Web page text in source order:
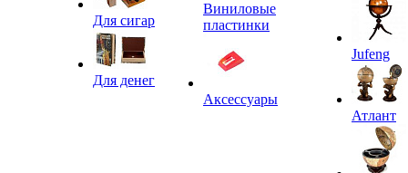
Для сигар
Для денег
Виниловые
пластинки
Аксессуары
Jufeng
Атлант